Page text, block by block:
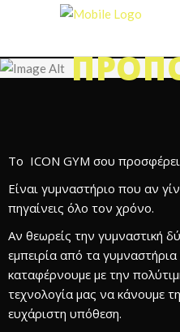
Το ICON GYM σου
Είναι γυμναστήριο που αν
πηγαίνεις όλο τον χρόνο.
Αν θεωρείς την γυμναστική
εμπειρία από τα
καταφέρνουμε με την
τεχνολογία μας να κάνουμε
ευχάριστη υπόθεση.